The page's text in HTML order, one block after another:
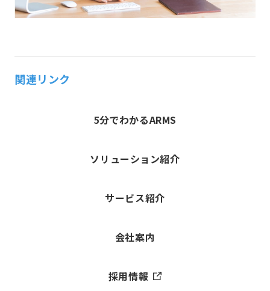
関連リンク
5分でわかるARMS
ソリューション紹介
サービス紹介
会社案内
採用情報